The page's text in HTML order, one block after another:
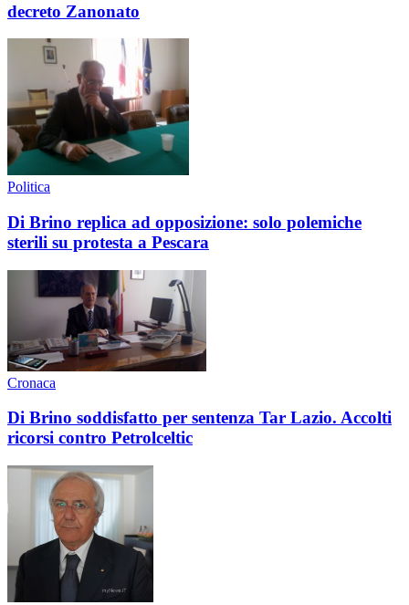
decreto Zanonato
Politica
Di Brino replica ad opposizione: solo polemiche
sterili su protesta a Pescara
Cronaca
Di Brino soddisfatto per sentenza Tar Lazio. Accolti
ricorsi contro Petrolceltic